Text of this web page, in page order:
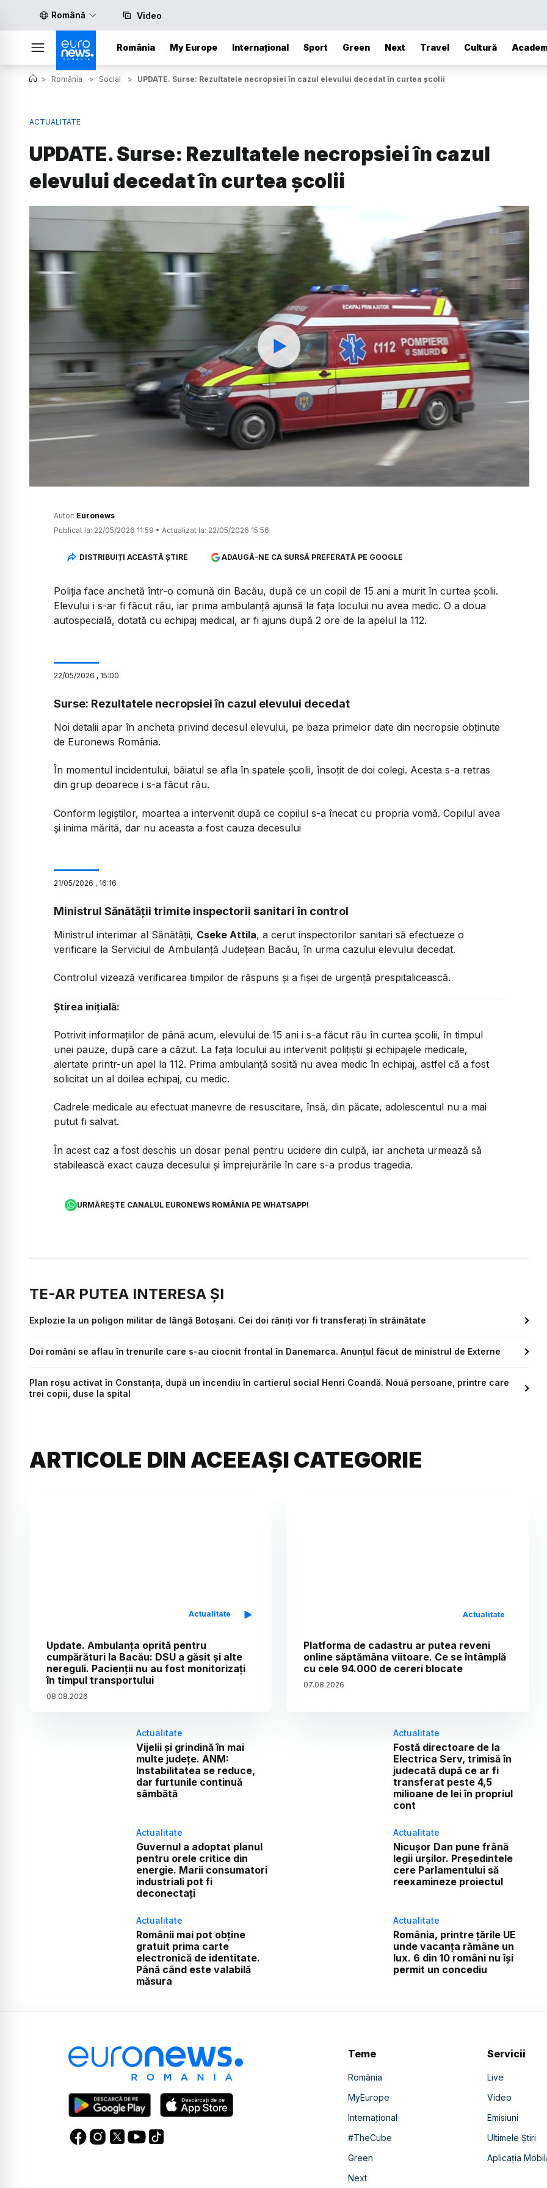
Română Video
România My Europe Internațional Sport Green Next Travel Cultură
> România > Social > UPDATE. Surse: Rezultatele necropsiei în cazul elevului decedat în curtea școlii
ACTUALITATE
UPDATE. Surse: Rezultatele necropsiei în cazul
elevului decedat în curtea școlii
Watch
Autor: Euronews
Publicat la: 22/05/2026 11:59 • Actualizat la: 22/05/2026 15:56
DISTRIBUIȚI ACEASTĂ ȘTIRE ADAUGĂ-NE CA SURSĂ PREFERATĂ PE GOOGLE
Poliția face anchetă într-o comună din Bacău, după ce un copil de 15 ani a murit în curtea școlii.
Elevului i s-ar fi făcut rău, iar prima ambulanță ajunsă la fața locului nu avea medic. O a doua
autospecială, dotată cu echipaj medical, ar fi ajuns după 2 ore de la apelul la 112.
22/05/2026 , 15:00
Surse: Rezultatele necropsiei în cazul elevului decedat
Noi detalii apar în ancheta privind decesul elevului, pe baza primelor date din necropsie obținute
de Euronews România.
În momentul incidentului, băiatul se afla în spatele școlii, însoțit de doi colegi. Acesta s-a retras
din grup deoarece i s-a făcut rău.
Conform legiștilor, moartea a intervenit după ce copilul s-a înecat cu propria vomă. Copilul avea
și inima mărită, dar nu aceasta a fost cauza decesului
21/05/2026 , 16:16
Ministrul Sănătății trimite inspectorii sanitari în control
Ministrul interimar al Sănătății, Cseke Attila, a cerut inspectorilor sanitari să efectueze o
verificare la Serviciul de Ambulanță Județean Bacău, în urma cazului elevului decedat.
Controlul vizează verificarea timpilor de răspuns și a fișei de urgență prespitalicească.
Știrea inițială:
Potrivit informațiilor de până acum, elevului de 15 ani i s-a făcut rău în curtea școlii, în timpul
unei pauze, după care a căzut. La fața locului au intervenit polițiștii și echipajele medicale,
alertate printr-un apel la 112. Prima ambulanță sosită nu avea medic în echipaj, astfel că a fost
solicitat un al doilea echipaj, cu medic.
Cadrele medicale au efectuat manevre de resuscitare, însă, din păcate, adolescentul nu a mai
putut fi salvat.
În acest caz a fost deschis un dosar penal pentru ucidere din culpă, iar ancheta urmează să
stabilească exact cauza decesului și împrejurările în care s-a produs tragedia.
URMĂREȘTE CANALUL EURONEWS ROMÂNIA PE WHATSAPP!
TE-AR PUTEA INTERESA ȘI
Explozie la un poligon militar de lângă Botoșani. Cei doi răniți vor fi transferați în străinătate
Doi români se aflau în trenurile care s-au ciocnit frontal în Danemarca. Anunțul făcut de ministrul de Externe
Plan roșu activat în Constanța, după un incendiu în cartierul social Henri Coandă. Nouă persoane, printre care
trei copii, duse la spital
ARTICOLE DIN ACEEAȘI CATEGORIE
Actualitate
Update. Ambulanța oprită pentru
cumpărături la Bacău: DSU a găsit și alte
nereguli. Pacienții nu au fost monitorizați
în timpul transportului
08.08.2026
Actualitate
Platforma de cadastru ar putea reveni
online săptămâna viitoare. Ce se întâmplă
cu cele 94.000 de cereri blocate
07.08.2026
Actualitate
Vijelii și grindină în mai
multe județe. ANM:
Instabilitatea se reduce,
dar furtunile continuă
sâmbătă
Actualitate
Fostă directoare de la
Electrica Serv, trimisă în
judecată după ce ar fi
transferat peste 4,5
milioane de lei în propriul
cont
Actualitate
Guvernul a adoptat planul
pentru orele critice din
energie. Marii consumatori
industriali pot fi
deconectați
Actualitate
Nicușor Dan pune frână
legii urșilor. Președintele
cere Parlamentului să
reexamineze proiectul
Actualitate
Românii mai pot obține
gratuit prima carte
electronică de identitate.
Până când este valabilă
măsura
Actualitate
România, printre țările UE
unde vacanța rămâne un
lux. 6 din 10 români nu își
permit un concediu
Teme
România
MyEurope
Internațional
#TheCube
Green
Next
Servicii
Live
Video
Emisiuni
Ultimele Știri
Aplicația